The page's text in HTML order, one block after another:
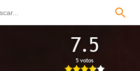
7.5
5 votos